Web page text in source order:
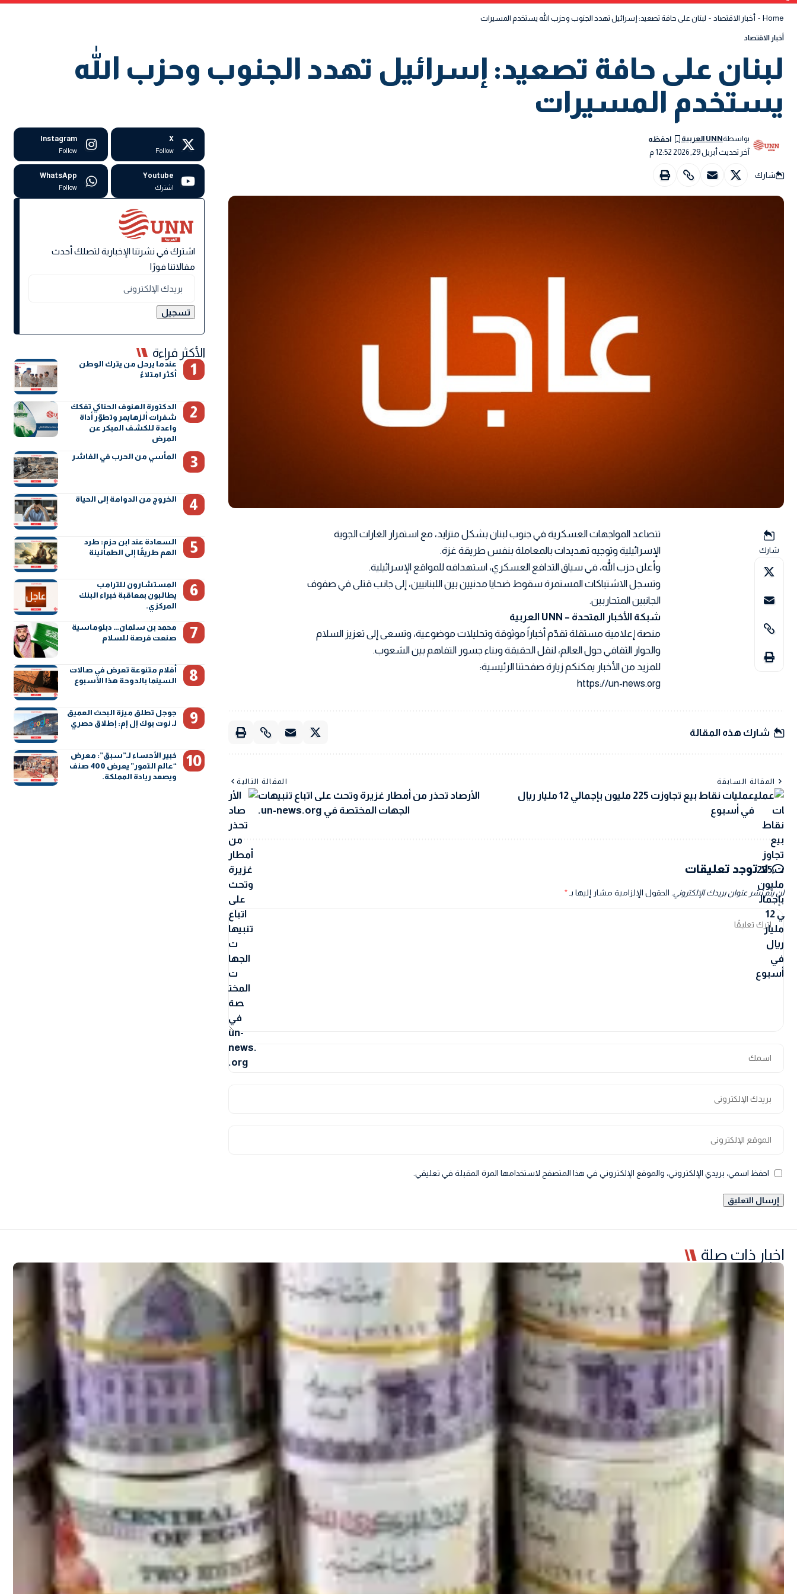
Home
- أخبار الاقتصاد - لبنان على حافة تصعيد: إسرائيل تهدد الجنوب وحزب الله يستخدم المسيرات
أخبار الاقتصاد
لبنان على حافة تصعيد: إسرائيل تهدد الجنوب وحزب الله
يستخدم المسيرات
آخر تحديث أبريل 29, 2026 12:52 م
بواسطةUNN العربية
شارك
شارك
تتصاعد المواجهات العسكرية في جنوب لبنان بشكل متزايد، مع استمرار الغارات الجوية
الإسرائيلية وتوجيه تهديدات بالمعاملة بنفس طريقة غزة.
وأعلن حزب الله، في سياق التدافع العسكري، استهدافه للمواقع الإسرائيلية.
وتسجل الاشتباكات المستمرة سقوط ضحايا مدنيين بين اللبنانيين، إلى جانب قتلى في صفوف
الجانبين المتحاربين.
شبكة الأخبار المتحدة – UNN العربية
منصة إعلامية مستقلة تقدّم أخباراً موثوقة وتحليلات موضوعية، وتسعى إلى تعزيز السلام
والحوار الثقافي حول العالم، لنقل الحقيقة وبناء جسور التفاهم بين الشعوب.
للمزيد من الأخبار يمكنكم زيارة صفحتنا الرئيسية:
https://un-news.org
شارك هذه المقالة
المقالة السابقة
عمليات نقاط بيع تجاوزت 225 مليون بإجمالي 12 مليار ريال
في أسبوع
المقالة التالية
الأرصاد تحذر من أمطار غزيرة وتحث على اتباع تنبيهات
الجهات المختصة في un-news.org.
لا توجد تعليقات
لن يتم نشر عنوان بريدك الإلكتروني. الحقول الإلزامية مشار إليها بـ *
احفظ اسمي، بريدي الإلكتروني، والموقع الإلكتروني في هذا المتصفح لاستخدامها المرة المقبلة في تعليقي.
X
Follow
Instagram
Follow
Youtube
اشترك
WhatsApp
Follow
اشترك في نشرتنا الإخبارية لتصلك أحدث
مقالاتنا فورًا
الأكثر قراءة
عندما يرحل من يترك الوطن
أكثر امتلاءً
الدكتورة الهنوف الحناكي تفكك
شفرات ألزهايمر وتطوّر أداة
واعدة للكشف المبكر عن
المرض
المأسي من الحرب في الفاشر
الخروج من الدوامة إلى الحياة
السعادة عند ابن حزم: طرد
الهم طريقًا إلى الطمأنينة
المستشارون للترامب
يطالبون بمعاقبة خبراء البنك
المركزي.
محمد بن سلمان… دبلوماسية
صنعت فرصة للسلام
أفلام متنوعة تعرض في صالات
السينما بالدوحة هذا الأسبوع
جوجل تطلق ميزة البحث العميق
لـ نوت بوك إل إم: إطلاق حصري
خبير الأحساء لـ”سبق”: معرض
“عالم التمور” يعرض 400 صنف
ويصعد ريادة المملكة.
اخبار ذات صلة